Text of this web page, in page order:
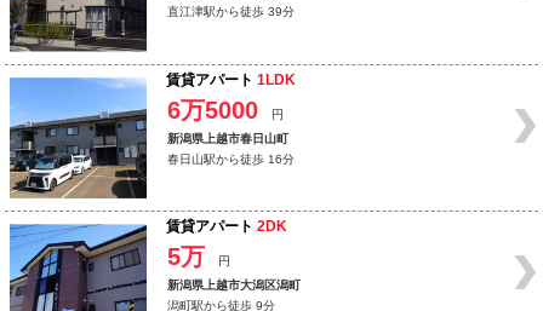
直江津駅から徒歩 39分
賃貸アパート 1LDK
6万5000
円
新潟県上越市春日山町
春日山駅から徒歩 16分
賃貸アパート 2DK
5万
円
新潟県上越市大潟区潟町
潟町駅から徒歩 9分